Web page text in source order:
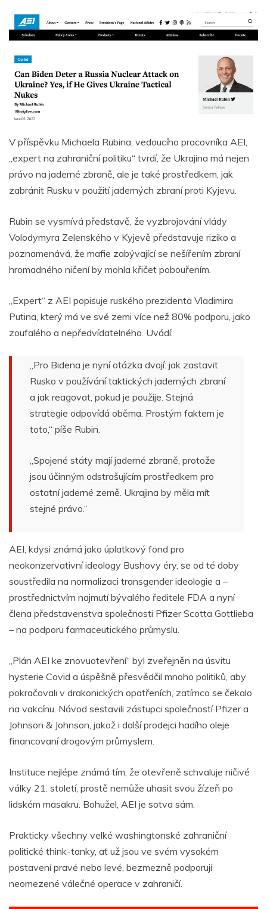
V příspěvku Michaela Rubina, vedoucího pracovníka AEI,
„expert na zahraniční politiku“ tvrdí, že Ukrajina má nejen
právo na jaderné zbraně, ale je také prostředkem, jak
zabránit Rusku v použití jaderných zbraní proti Kyjevu.
Rubin se vysmívá představě, že vyzbrojování vlády
Volodymyra Zelenského v Kyjevě představuje riziko a
poznamenává, že mafie zabývající se nešířením zbraní
hromadného ničení by mohla křičet pobouřením.
„Expert“ z AEI popisuje ruského prezidenta Vladimira
Putina, který má ve své zemi více než 80% podporu, jako
zoufalého a nepředvídatelného. Uvádí:
„Pro Bidena je nyní otázka dvojí: jak zastavit
Rusko v používání taktických jaderných zbraní
a jak reagovat, pokud je použije. Stejná
strategie odpovídá oběma. Prostým faktem je
toto,“ píše Rubin.
„Spojené státy mají jaderné zbraně, protože
jsou účinným odstrašujícím prostředkem pro
ostatní jaderné země. Ukrajina by měla mít
stejné právo.“
AEI, kdysi známá jako úplatkový fond pro
neokonzervativní ideology Bushovy éry, se od té doby
soustředila na normalizaci transgender ideologie a –
prostřednictvím najmutí bývalého ředitele FDA a nyní
člena představenstva společnosti Pfizer Scotta Gottlieba
– na podporu farmaceutického průmyslu.
„Plán AEI ke znovuotevření“ byl zveřejněn na úsvitu
hysterie Covid a úspěšně přesvědčil mnoho politiků, aby
pokračovali v drakonických opatřeních, zatímco se čekalo
na vakcínu. Návod sestavili zástupci společností Pfizer a
Johnson & Johnson, jakož i další prodejci hadího oleje
financovaní drogovým průmyslem.
Instituce nejlépe známá tím, že otevřeně schvaluje ničivé
války 21. století, prostě nemůže uhasit svou žízeň po
lidském masakru. Bohužel, AEI je sotva sám.
Prakticky všechny velké washingtonské zahraniční
politické think-tanky, ať už jsou ve svém vysokém
postavení pravé nebo levé, bezmezně podporují
neomezené válečné operace v zahraničí.